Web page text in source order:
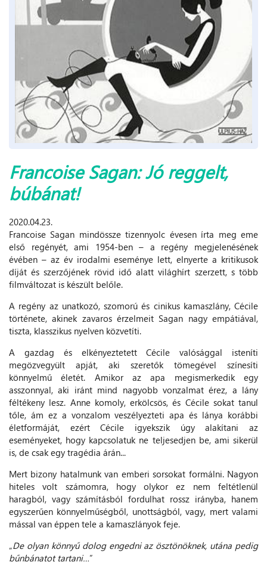
Francoise Sagan: Jó reggelt,
búbánat!
2020.04.23.
Francoise Sagan mindössze tizennyolc évesen írta meg eme
első regényét, ami 1954-ben – a regény megjelenésének
évében – az év irodalmi eseménye lett, elnyerte a kritikusok
díját és szerzőjének rövid idő alatt világhírt szerzett, s több
filmváltozat is készült belőle.
A regény az unatkozó, szomorú és cinikus kamaszlány, Cécile
története, akinek zavaros érzelmeit Sagan nagy empátiával,
tiszta, klasszikus nyelven közvetíti.
A gazdag és elkényeztetett Cécile valósággal isteníti
megözvegyült apját, aki szeretők tömegével színesíti
könnyelmű életét. Amikor az apa megismerkedik egy
asszonnyal, aki iránt mind nagyobb vonzalmat érez, a lány
féltékeny lesz. Anne komoly, erkölcsös, és Cécile sokat tanul
tőle, ám ez a vonzalom veszélyezteti apa és lánya korábbi
életformáját, ezért Cécile igyekszik úgy alakítani az
eseményeket, hogy kapcsolatuk ne teljesedjen be, ami sikerül
is, de csak egy tragédia árán...
Mert bizony hatalmunk van emberi sorsokat formálni. Nagyon
hiteles volt számomra, hogy olykor ez nem feltétlenül
haragból, vagy számításból fordulhat rossz irányba, hanem
egyszerűen könnyelműségből, unottságból, vagy, mert valami
mással van éppen tele a kamaszlányok feje.
„De olyan könnyű dolog engedni az ösztönöknek, utána pedig
bűnbánatot tartani…”